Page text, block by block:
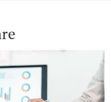
Basel